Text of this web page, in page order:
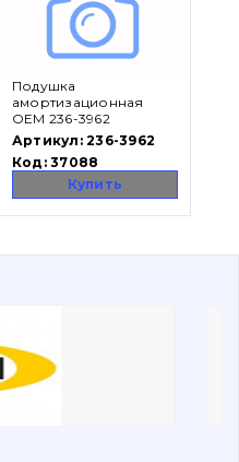
Подушка
амортизационная
OEM 236-3962
Артикул:236-3962
Код:37088
Купить